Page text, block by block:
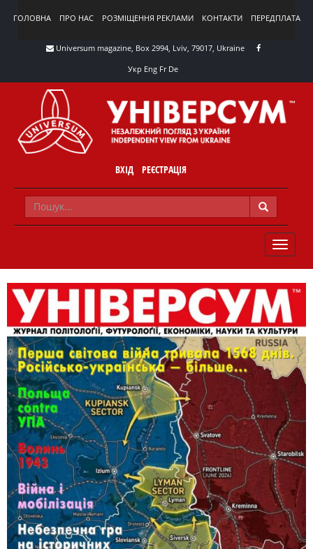
ГОЛОВНА ПРО НАС РОЗМІЩЕННЯ РЕКЛАМИ КОНТАКТИ ПЕРЕДПЛАТА
Universum magazine, Box 2994, Lviv, 79017, Ukraine
Укр Eng FrDe
ВХІД РЕЄСТРАЦІЯ
TOGGLE